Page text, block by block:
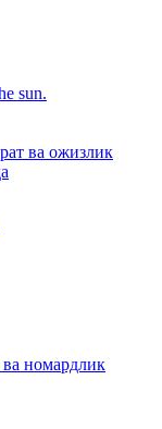
sun.
ва ожизлик
номардлик